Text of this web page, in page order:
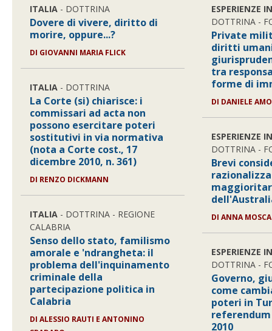
ITALIA - DOTTRINA
Dovere di vivere, diritto di
morire, oppure...?
DI GIOVANNI MARIA FLICK
ITALIA - DOTTRINA
La Corte (si) chiarisce: i
commissari ad acta non
possono esercitare poteri
sostitutivi in via normativa
(nota a Corte cost., 17
dicembre 2010, n. 361)
DI RENZO DICKMANN
ITALIA - DOTTRINA - REGIONE
CALABRIA
Senso dello stato, familismo
amorale e 'ndrangheta: il
problema dell'inquinamento
criminale della
partecipazione politica in
Calabria
DI ALESSIO RAUTI E ANTONINO
ESPERIENZE
DOTTRINA -
Private
diritti
tra
forme di
DI DANIELE
ESPERIENZE
DOTTRINA -
Brevi
DI ANNA
ESPERIENZE
DOTTRINA -
Governo,
come
poteri in
2010